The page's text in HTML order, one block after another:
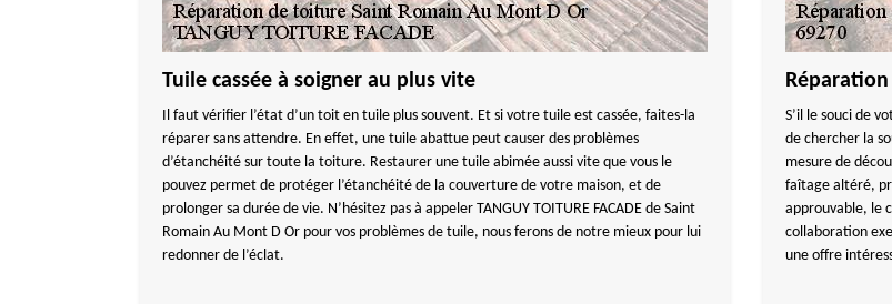
Tuile cassée à soigner au plus vite
Il faut vérifier l’état d’un toit en tuile plus souvent. Et si votre tuile est cassée, faites-la
réparer sans attendre. En effet, une tuile abattue peut causer des problèmes
d’étanchéité sur toute la toiture. Restaurer une tuile abimée aussi vite que vous le
pouvez permet de protéger l’étanchéité de la couverture de votre maison, et de
prolonger sa durée de vie. N’hésitez pas à appeler TANGUY TOITURE FACADE de Saint
Romain Au Mont D Or pour vos problèmes de tuile, nous ferons de notre mieux pour lui
redonner de l’éclat.
S’il le souci de
de chercher la
mesure de
faîtage altéré,
approuvable, le
collaboration
une offre